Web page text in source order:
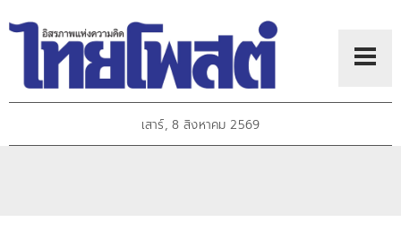
เสาร์, 8 สิงหาคม 2569